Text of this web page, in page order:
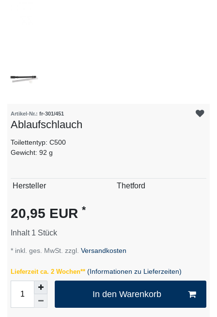
Artikel-Nr.: fr-301/451
Ablaufschlauch
Toilettentyp: C500
Gewicht: 92 g
Technisches
Wert
Hersteller Thetford
20,95 EUR *
Inhalt 1 Stück
* inkl. ges. MwSt. zzgl. Versandkosten
Lieferzeit ca. 2 Wochen** (Informationen zu Lieferzeiten)
In den Warenkorb